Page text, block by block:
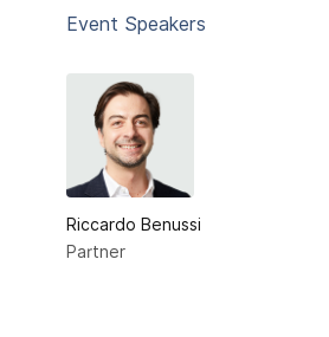
Event Speakers
Riccardo Benussi
Partner